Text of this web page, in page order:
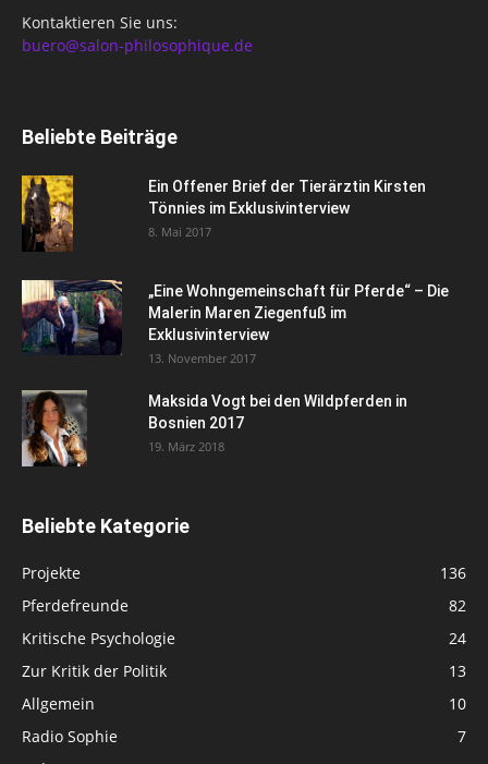
Kontaktieren Sie uns:
buero@salon-philosophique.de
Beliebte Beiträge
Ein Offener Brief der Tierärztin Kirsten
Tönnies im Exklusivinterview
8. Mai 2017
„Eine Wohngemeinschaft für Pferde“ – Die
Malerin Maren Ziegenfuß im
Exklusivinterview
13. November 2017
Maksida Vogt bei den Wildpferden in
Bosnien 2017
19. März 2018
Beliebte Kategorie
Projekte
136
Pferdefreunde
82
Kritische Psychologie
24
Zur Kritik der Politik
13
Allgemein
10
Radio Sophie
7